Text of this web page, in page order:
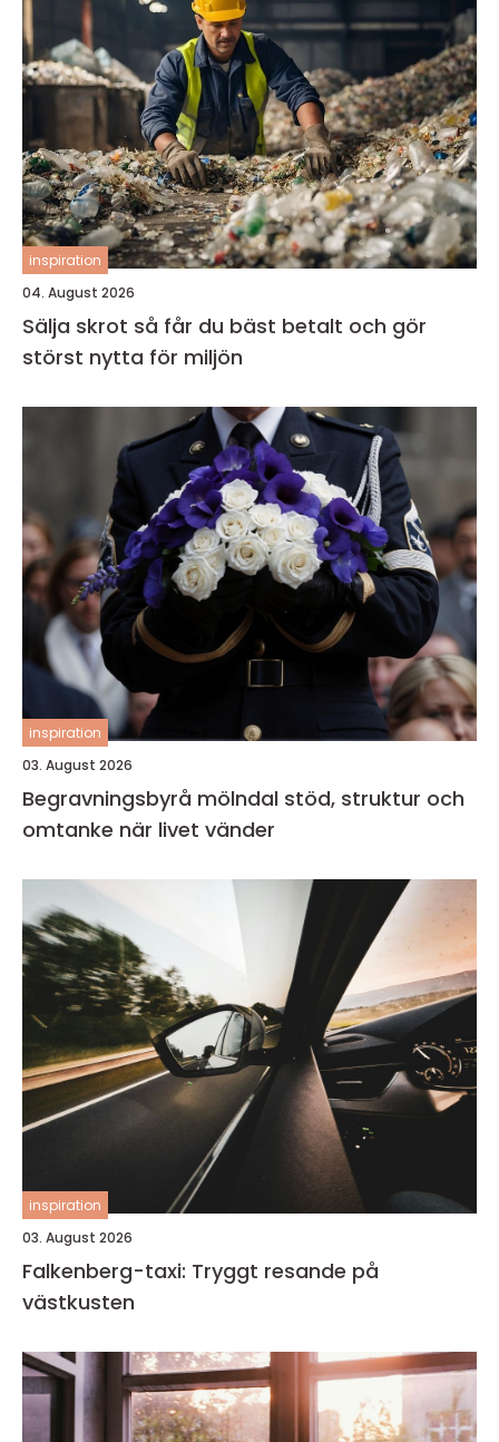
inspiration
04. August 2026
Sälja skrot så får du bäst betalt och gör
störst nytta för miljön
inspiration
03. August 2026
Begravningsbyrå mölndal stöd, struktur och
omtanke när livet vänder
inspiration
03. August 2026
Falkenberg-taxi: Tryggt resande på
västkusten